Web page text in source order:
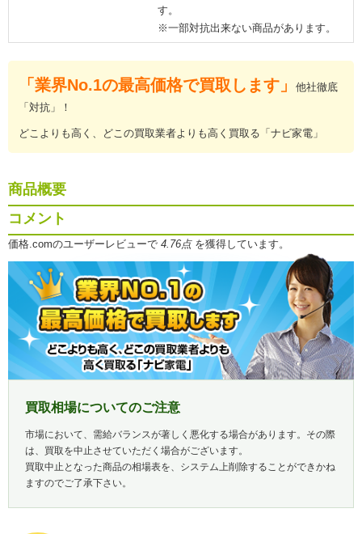
す。
※一部対抗出来ない商品があります。
「業界No.1の最高価格で買取します」
他社徹底
「対抗」！
どこよりも高く、どこの買取業者よりも高く買取る「ナビ家電」
商品概要
コメント
価格.comのユーザーレビューで 4.76点を獲得しています。
買取相場についてのご注意
市場において、需給バランスが著しく悪化する場合があります。その際
は、買取を中止させていただく場合がございます。
買取中止となった商品の相場表を、システム上削除することができかね
ますのでご了承下さい。